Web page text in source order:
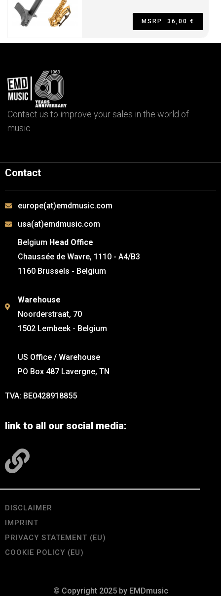
MSRP: 36,00 €
Contact us to improve your sales in the world of
music
Contact
europe(at)emdmusic.com
usa(at)emdmusic.com
Belgium Head Office
Chaussée de Wavre, 1110 - A4/B3
1160 Brussels - Belgium
Warehouse
Noorderstraat, 70
1502 Lembeek - Belgium
US Office / Warehouse
PO Box 487 Lavergne, TN
TVA: BE0428918855
link to all our social media:
DISCLAIMER
IMPRINT
PRIVACY STATEMENT (EU)
COOKIE POLICY (EU)
© Copyright 2025 by EMDmusic